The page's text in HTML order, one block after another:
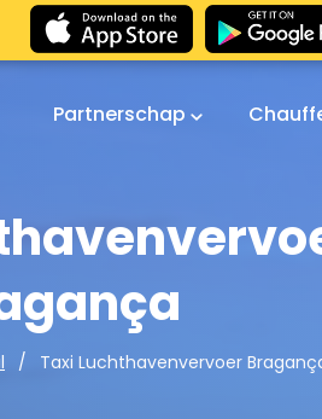
Partnerschap
Taxi Luchthavenvervoer